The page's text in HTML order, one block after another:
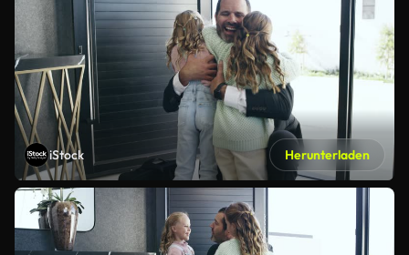
iStock Herunterladen